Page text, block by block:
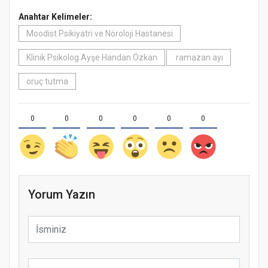
Anahtar Kelimeler:
Moodist Psikiyatri ve Nöroloji Hastanesi
Klinik Psikolog Ayşe Handan Özkan ramazan ayı
oruç tutma
0 0 0 0 0 0
Yorum Yazın